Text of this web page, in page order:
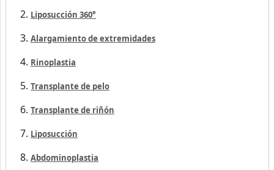
Liposucción 360°
Alargamiento de extremidades
Rinoplastia
Transplante de pelo
Transplante de riñón
Liposucción
Abdominoplastia